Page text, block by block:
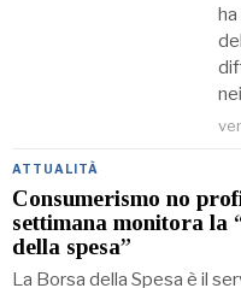
ATTUALITÀ
Consumerismo no
settimana monitora la
della spesa”
La Borsa della Spesa è il